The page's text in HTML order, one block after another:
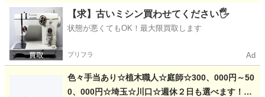
埼玉 川口市 その他 庭師
【求】古いミシン買わせてください🖐️
状態が悪くてもOK！最大限買取します
プリフラ Ad
色々手当あり☆植木職人☆庭師☆300、000円～50
0、000円☆埼玉☆川口☆週休２日も選べます！植